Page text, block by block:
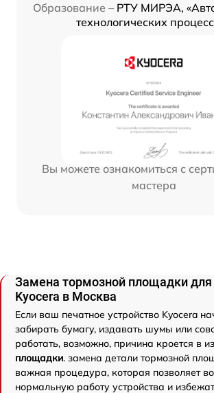
Образование – РТУ МИРЭА,
технологических
Вы можете ознакомиться с
мастера
Замена тормозной площадки для
Kyocera в Москва
Если ваш печатное устройство Kyocera
забирать бумагу, издавать шумы или
работать, возможно, причина кроется в
площадки. замена детали тормозной
важная процедура, которая позволяет
нормальную работу устройства и